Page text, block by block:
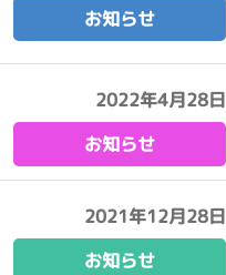
お知らせ
2022年4月28日
お知らせ
2021年12月28日
お知らせ